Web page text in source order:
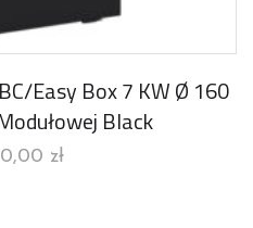
Easy Box 7 KW Ø 160
Black
zł